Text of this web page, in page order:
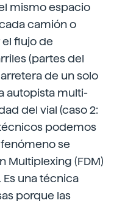
mismo espacio
camión o
flujo de
(partes del
de un solo
autopista multi-
del vial (caso 2:
podemos
se
Multiplexing (FDM)
una técnica
porque las